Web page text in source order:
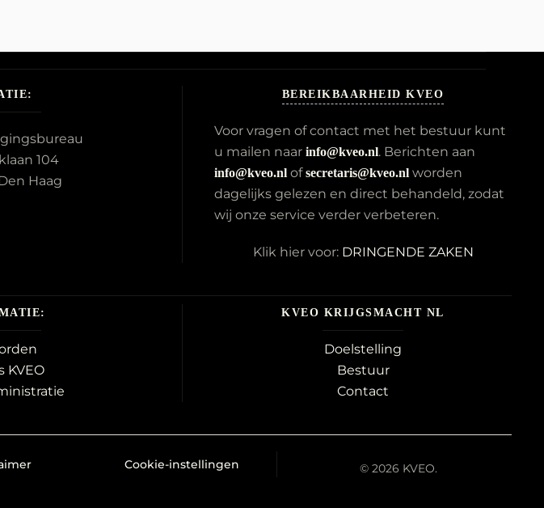
104
Haag
BEREIKBAARHEID KVEO
Voor vragen of contact met het bestuur kunt
u mailen naar info@kveo.nl. Berichten aan
info@kveo.nl ofsecretaris@kveo.nl worden
dagelijks gelezen en direct behandeld, zodat
wij onze service verder verbeteren.
Klik hier voor: DRINGENDE ZAKEN
KVEO
KVEO KRIJGSMACHT NL
Doelstelling
Bestuur
Contact
Cookie-instellingen © 2026 KVEO.